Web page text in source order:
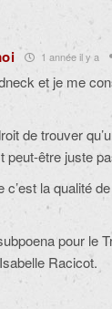
1 année il y a
et je me
de trouver
peut-être juste
la qualité
pour le
Racicot.